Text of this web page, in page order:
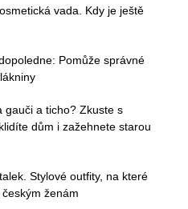
vada. Kdy je ještě
Pomůže správné
gauči a ticho? Zkuste s
dům i zažehnete starou
Stylové outfity, na které
ženám